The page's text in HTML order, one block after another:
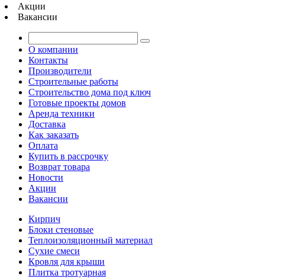
Акции
Вакансии
О компании
Контакты
Производители
Строительные работы
Строительство дома под ключ
Готовые проекты домов
Аренда техники
Доставка
Как заказать
Оплата
Купить в рассрочку
Возврат товара
Новости
Акции
Вакансии
Кирпич
Блоки стеновые
Теплоизоляционный материал
Сухие смеси
Кровля для крыши
Плитка тротуарная